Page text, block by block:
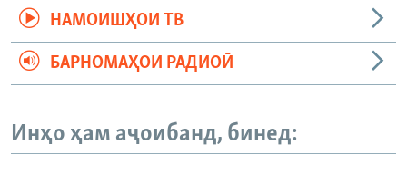
НАМОИШҲОИ ТВ
БАРНОМАҲОИ РАДИОӢ
Инҳо ҳам аҷоибанд, бинед: